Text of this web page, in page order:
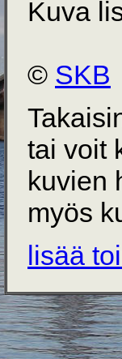
Kuva
© SKB
tai voit
kuvien
myös
lisää